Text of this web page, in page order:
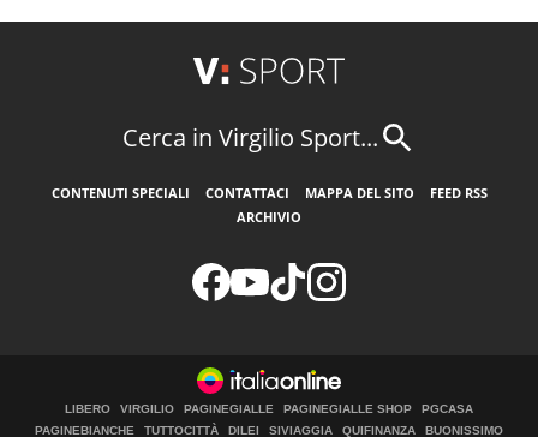
Cerca in Virgilio Sport...
CONTENUTI SPECIALI CONTATTACI MAPPA DEL SITO
FEED RSS
ARCHIVIO
LIBERO VIRGILIO PAGINEGIALLE PAGINEGIALLE SHOP
PGCASA
PAGINEBIANCHE
TUTTOCITTÀ DILEI SIVIAGGIA QUIFINANZA BUONISSIMO